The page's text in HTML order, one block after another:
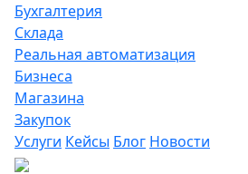
Бухгалтерия
Склада
Реальная автоматизация
Бизнеса
Магазина
Закупок
Услуги Кейсы Блог Новости